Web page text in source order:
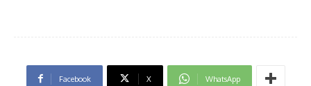
Facebook X WhatsApp